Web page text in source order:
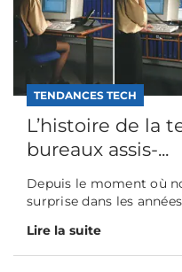
TENDANCES TECH
L’histoire de la
bureaux assis-...
Depuis le moment où
surprise dans les
Lire la suite